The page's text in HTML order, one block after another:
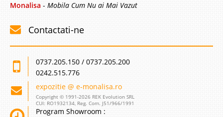
Monalisa - Mobila Cum Nu ai Mai Vazut
Contactati-ne
0737.205.150 / 0737.205.200
0242.515.776
expozitie @ e-monalisa.ro
Copyright © 1991-2026 REK Evolution SRL
CUI: RO1932134, Reg. Com. J51/966/1991
Program Showroom :